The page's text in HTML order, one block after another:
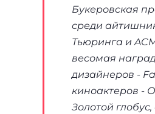
Букеровская
среди
Тьюринга и
весомая
дизайнеров -
киноактеров -
Золотой